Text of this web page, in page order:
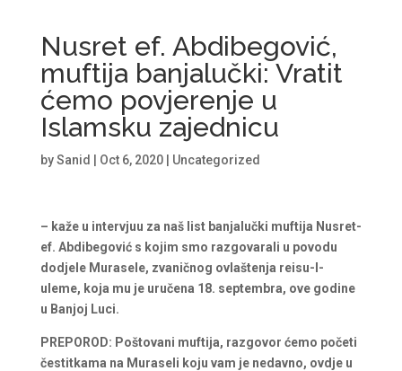
Nusret ef. Abdibegović,
muftija banjalučki: Vratit
ćemo povjerenje u
Islamsku zajednicu
bySanid Oct 6, 2020| Uncategorized
– kaže u intervjuu za naš list banjalučki muftija Nusret-
ef. Abdibegović s kojim smo razgovarali u povodu
dodjele Murasele, zvaničnog ovlaštenja reisu-l-
uleme, koja mu je uručena 18. septembra, ove godine
u Banjoj Luci.
PREPOROD: Poštovani muftija, razgovor ćemo početi
čestitkama na Muraseli koju vam je nedavno, ovdje u